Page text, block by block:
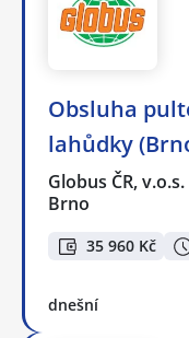
Obsluha
lahůdky
Globus ČR, v.o.s.
Brno
35 960 Kč
dnešní